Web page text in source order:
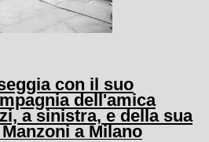
con il suo
dell'amica
a sinistra, e della sua
a Milano